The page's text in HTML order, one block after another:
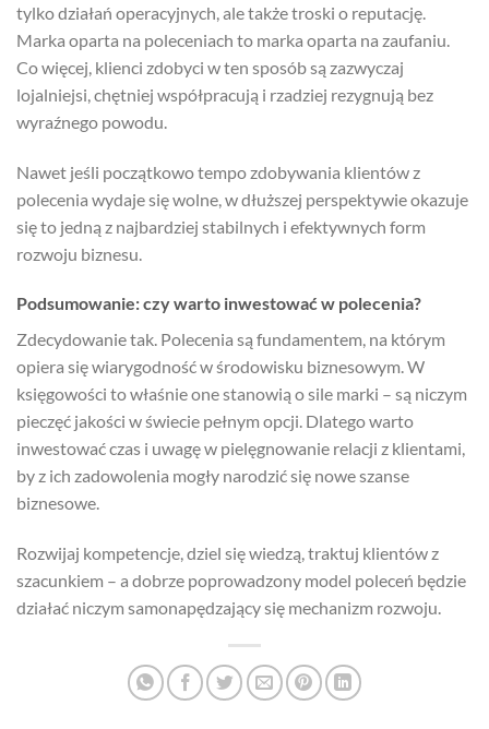
tylko działań operacyjnych, ale także troski o reputację.
Marka oparta na poleceniach to marka oparta na zaufaniu.
Co więcej, klienci zdobyci w ten sposób są zazwyczaj
lojalniejsi, chętniej współpracują i rzadziej rezygnują bez
wyraźnego powodu.
Nawet jeśli początkowo tempo zdobywania klientów z
polecenia wydaje się wolne, w dłuższej perspektywie okazuje
się to jedną z najbardziej stabilnych i efektywnych form
rozwoju biznesu.
Podsumowanie: czy warto inwestować w polecenia?
Zdecydowanie tak. Polecenia są fundamentem, na którym
opiera się wiarygodność w środowisku biznesowym. W
księgowości to właśnie one stanowią o sile marki – są niczym
pieczęć jakości w świecie pełnym opcji. Dlatego warto
inwestować czas i uwagę w pielęgnowanie relacji z klientami,
by z ich zadowolenia mogły narodzić się nowe szanse
biznesowe.
Rozwijaj kompetencje, dziel się wiedzą, traktuj klientów z
szacunkiem – a dobrze poprowadzony model poleceń będzie
działać niczym samonapędzający się mechanizm rozwoju.